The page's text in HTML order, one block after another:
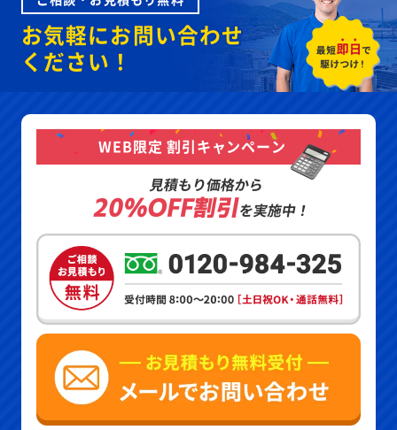
お気軽にお問い合わせ
ください！
WEB限定 割引キャンペーン
見積もり価格から
20%OFF割引を実施中！